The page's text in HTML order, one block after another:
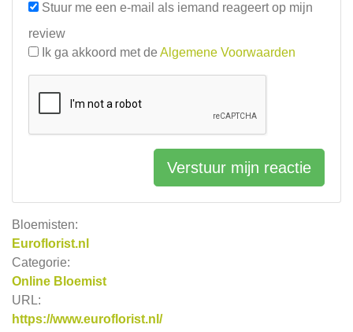
Bloemisten:
Euroflorist.nl
Categorie:
Online Bloemist
URL:
https://www.euroflorist.nl/
Stuur me een e-mail als iemand reageert op mijn
review
Ik ga akkoord met de Algemene Voorwaarden
Verstuur mijn reactie